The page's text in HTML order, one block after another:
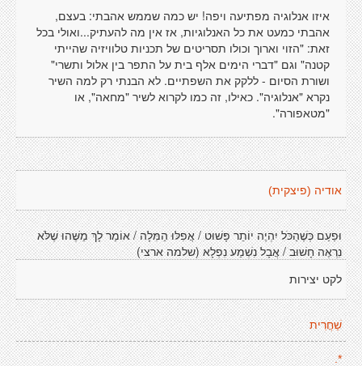
איזו אנלוגיה מפתיעה ויפה! יש כמה שממש אהבתי: בעצם,
אהבתי כמעט את כל האנלוגיות, אז אין מה להעתיק...ואולי בכל
זאת: "הזוי וארוך וכולו תסריטים של תכניות טלוויזיה שהייתי
קטנה" וגם "דברי הימים אלף בית על התפר בין אלול ותשרי"
ושורת הסיום - ללקק את השפתיים. לא הבנתי רק למה השיר
נקרא "אנלוגיה". כאילו, זה כמו לקרוא לשיר "מחאה", או
"מטאפורה".
אודיה (פיצקית)
וּפַעַם כְּשֶׁהַכֹּל יִהְיֶה יוֹתֵר פָּשׁוּט / אֲפִלּוּ הַמִּלָה / אוֹמַר לָךְ מַשֶּׁהוּ שֶׁלֹּא
נִרְאֶה חָשׁוּב / אֲבָל נִשְׁמַע נִפְלָא (שלמה ארצי)
לקט יצירות
שַׁחֲרִית
*.